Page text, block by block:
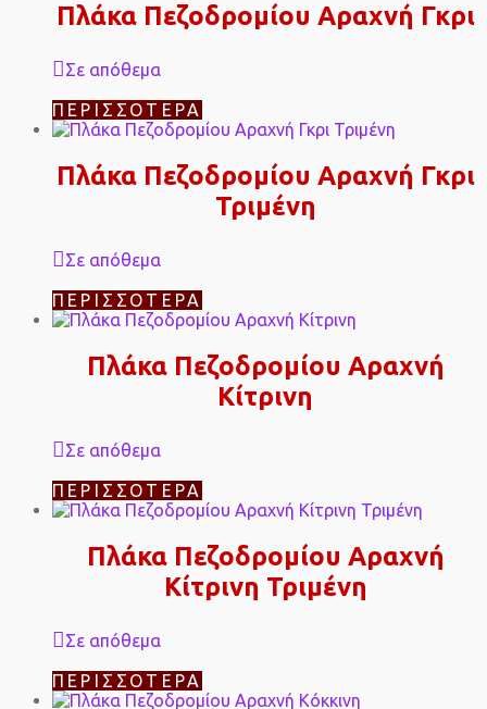
Πλάκα Πεζοδρομίου Αραχνή Γκρι
Σε απόθεμα
ΠΕΡΙΣΣΌΤΕΡΑ
Πλάκα Πεζοδρομίου Αραχνή Γκρι
Τριμένη
Σε απόθεμα
ΠΕΡΙΣΣΌΤΕΡΑ
Πλάκα Πεζοδρομίου Αραχνή
Κίτρινη
Σε απόθεμα
ΠΕΡΙΣΣΌΤΕΡΑ
Πλάκα Πεζοδρομίου Αραχνή
Κίτρινη Τριμένη
Σε απόθεμα
ΠΕΡΙΣΣΌΤΕΡΑ